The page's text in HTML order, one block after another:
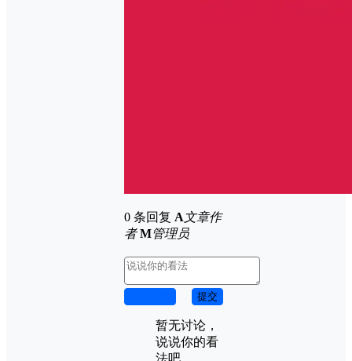
0 条回复 A文章作
者 M管理员
提交
暂无讨论，
说说你的看
法吧